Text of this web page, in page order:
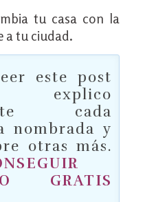
tu casa con la
a tu ciudad.
este post
cada
nombrada y
otras más.
GRATIS